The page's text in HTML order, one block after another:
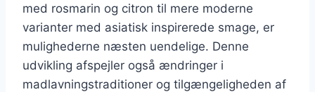
med rosmarin og citron til mere moderne
varianter med asiatisk inspirerede smage, er
mulighederne næsten uendelige. Denne
udvikling afspejler også ændringer i
madlavningstraditioner og tilgængeligheden af